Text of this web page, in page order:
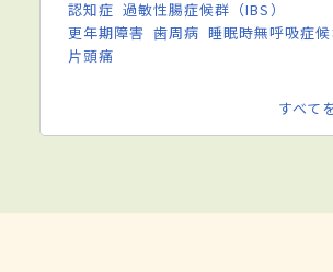
認知症 過敏性腸症候群（IBS）
更年期障害 歯周病 睡眠時無呼吸症
片頭痛
すべて